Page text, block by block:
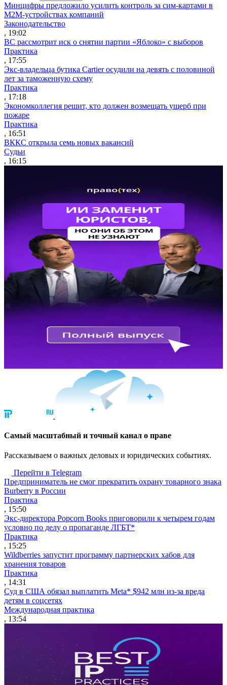
Минцифры предложило усилить контроль за сим-картами в
M2M-устройствах компаний
Законодательство
, 19:02
ВС рассмотрит иск о снятии партии «Яблоко» с выборов
Практика
, 17:55
Экс-владельца бутика Cartier осудили на девять с половиной
лет за таможенную схему
Практика
, 17:18
Экономколлегия решит, кто должен возмещать ущерб при
пожаре
Практика
, 16:51
ВККС открыла семь новых вакансий
Судьи
, 16:15
Cамый масштабный и точный канал о праве
Рассказываем о важных деловых и юридических событиях.
Перейти в Telegram
Предприниматель не смог прекратить охрану товарного знака
Burberry в России
Практика
, 15:50
Экс-директора Popcorn Books приговорили к четырем годам
условно по делу о пропаганде ЛГБТ*
Практика
, 15:25
Wildberries запустит программу партнерских хабов для
хранения товаров
Практика
, 14:31
Суд в США обязал выплатить Meta* $942 млн из-за вреда
детям в соцсетях
Международная практика
, 13:54